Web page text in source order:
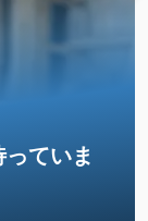
ていま